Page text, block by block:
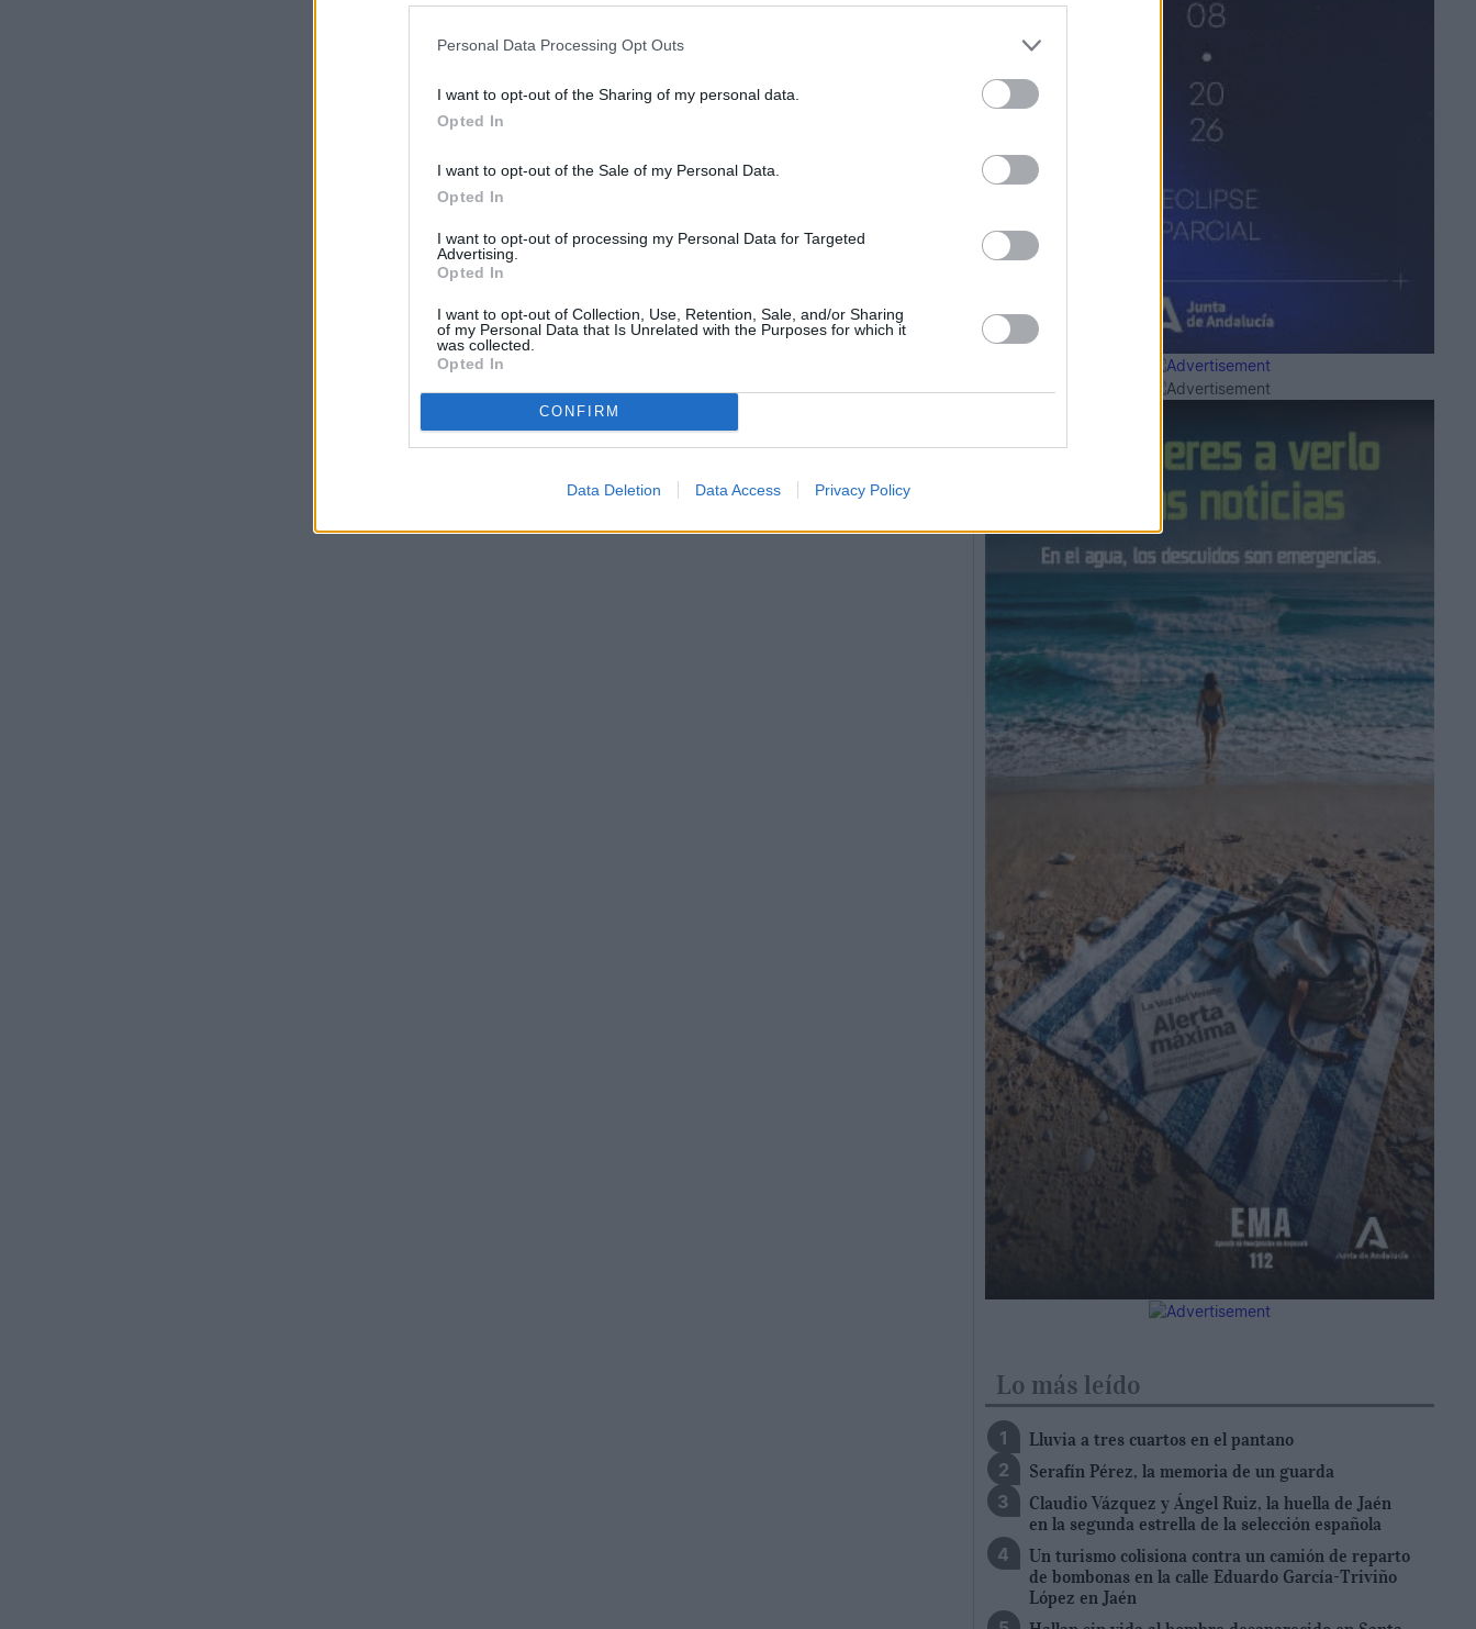
Personal Data Processing Opt Outs
I want to opt-out of the Sharing of my personal data.
Opted In
I want to opt-out of the Sale of my Personal Data.
Opted In
I want to opt-out of processing my Personal Data for Targeted
Advertising.
Opted In
I want to opt-out of Collection, Use, Retention, Sale, and/or Sharing
of my Personal Data that Is Unrelated with the Purposes for which it
was collected.
Opted In
CONFIRM
Data Deletion Data Access Privacy Policy
Lo más leído
Lluvia a tres cuartos en el pantano
Serafín Pérez, la memoria de un guarda
Claudio Vázquez y Ángel Ruiz, la huella de Jaén
en la segunda estrella de la selección española
Un turismo colisiona contra un camión de reparto
de bombonas en la calle Eduardo García-Triviño
López en Jaén